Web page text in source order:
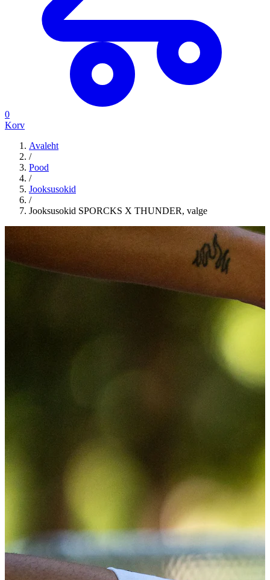
0
Korv
Avaleht
/
Pood
/
Jooksusokid
/
Jooksusokid SPORCKS X THUNDER, valge